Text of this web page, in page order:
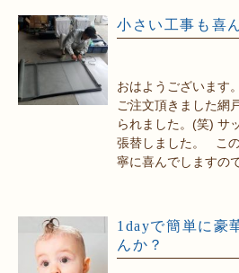
小さい工事も喜
おはようございます
ご注文頂きました網
られました。(笑) サ
張替しました。 こ
寧に喜んでしますの
1dayで簡単に豪
んか？